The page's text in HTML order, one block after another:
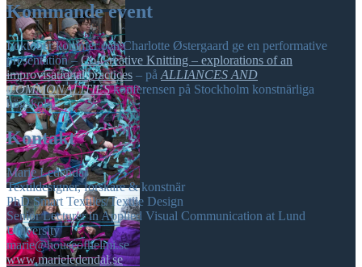
Kommande event
I oktober kommer och Charlotte Østergaard ge en performative
presentation –Co-Creative Knitting – explorations of an
improvisational practices – på ALLIANCES AND
COMMONALITIESkonferensen på Stockholm konstnärliga
högskola.
Kontakt
Marie Ledendal
Textildesigner, forskare & konstnär
PhD Smart Textiles/Textile Design
Senior Lecturer in Applied Visual Communication at Lund
University
marie@houseofhelmi.se
www.marieledendal.se